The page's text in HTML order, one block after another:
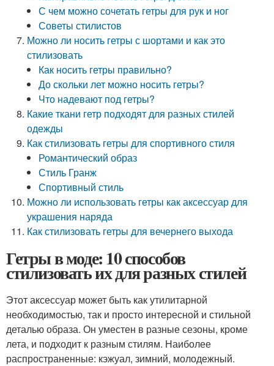
С чем можно сочетать гетры для рук и ног
Советы стилистов
Можно ли носить гетры с шортами и как это
стилизовать
Как носить гетры правильно?
До скольки лет можно носить гетры?
Что надевают под гетры?
Какие ткани гетр подходят для разных стилей
одежды
Как стилизовать гетры для спортивного стиля
Романтический образ
Стиль Гранж
Спортивный стиль
Можно ли использовать гетры как аксессуар для
украшения наряда
Как стилизовать гетры для вечернего выхода
Гетры в моде: 10 способов
стилизовать их для разных стилей
Этот аксессуар может быть как утилитарной
необходимостью, так и просто интересной и стильной
деталью образа. Он уместен в разные сезоны, кроме
лета, и подходит к разным стилям. Наиболее
распространенные: кэжуал, зимний, молодежный.